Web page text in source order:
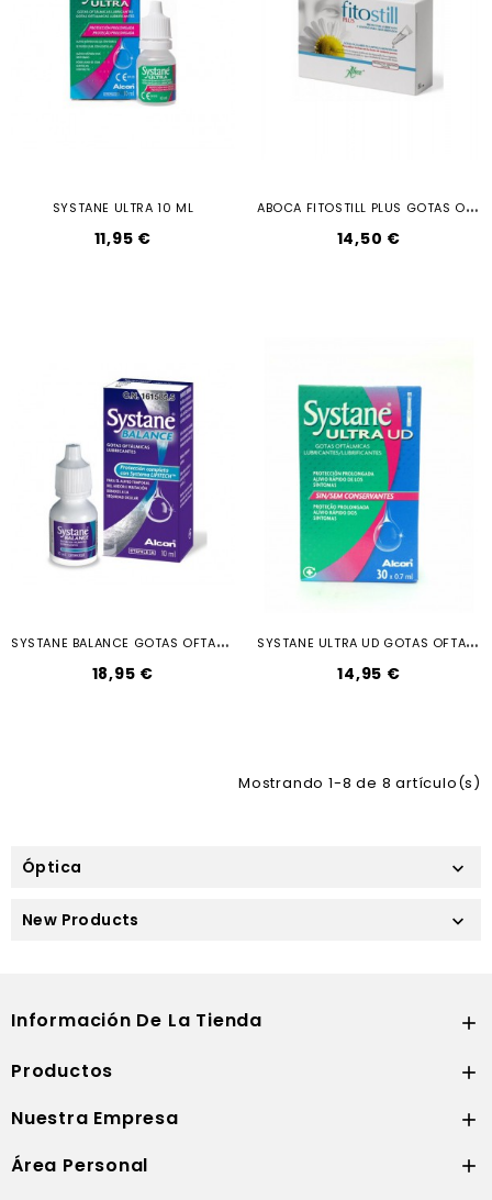
SYSTANE ULTRA 10 ML
11,95 €
A
BOCA FITOSTILL PLUS GOTAS OCULARES...
14,50 €
S
YSTANE BALANCE GOTAS OFTALMICAS...
18,95 €
S
YSTANE ULTRA UD GOTAS OFTALMICAS...
14,95 €
Mostrando 1-8 de 8 artículo(s)
Óptica 
New Products 
Información De La Tienda 
Productos 
Nuestra Empresa 
Área Personal 